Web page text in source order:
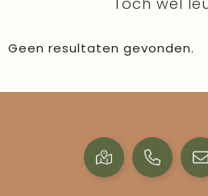
Geen resultaten gevonden.